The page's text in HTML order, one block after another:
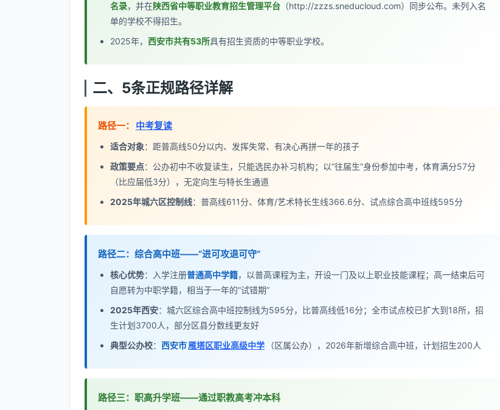
名录，并在陕西省中等职业教育招生管理平台 （http://zzzs.sneducloud.com）同步公布。未列入名
单的学校不得招生。
2025年， 西安市共有53所具有招生资质的中等职业学校。
二、5条正规路径详解
路径一： 中考复读
适合对象：距普高线50分以内、发挥失常、有决心再拼一年的孩子
政策要点：公办初中不收复读生，只能选民办补习机构；以“往届生”身份参加中考，体育满分57分
（比应届低3分），无定向生与特长生通道
2025年城六区控制线：普高线611分、体育/艺术特长生线366.6分、试点综合高中班线595分
路径二：综合高中班——“进可攻退可守”
核心优势：入学注册普通高中学籍，以普高课程为主，开设一门及以上职业技能课程；高一结束后可
自愿转为中职学籍，相当于一年的“试错期”
2025年西安：城六区综合高中班控制线为595分，比普高线低16分；全市试点校已扩大到18所，招
生计划3700人，部分区县分数线更友好
典型公办校： 西安市雁塔区职业高级中学 （区属公办），2026年新增综合高中班，计划招生200人
路径三：职高升学班——通过职教高考冲本科